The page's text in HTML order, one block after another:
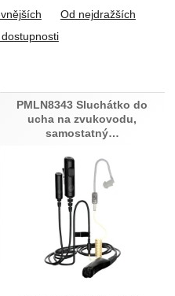
Od nejdražších
PMLN8343 Sluchátko do
ucha na zvukovodu,
samostatný…